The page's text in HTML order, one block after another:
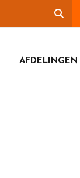
AFDELINGEN